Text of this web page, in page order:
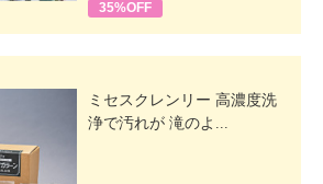
35%OFF
ミセスクレンリー 高濃度洗
浄で汚れが 滝のよ...